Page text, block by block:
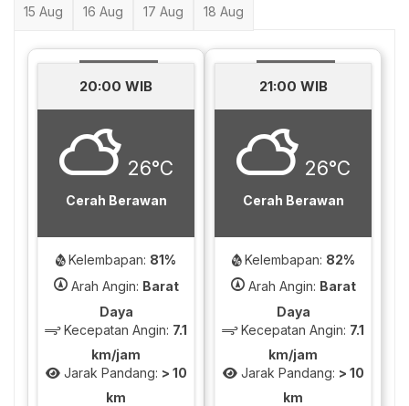
15 Aug 16 Aug 17 Aug 18 Aug
20:00 WIB
26°C
Cerah Berawan
Kelembapan: 81%
Arah Angin: Barat
Daya
Kecepatan Angin: 7.1
km/jam
Jarak Pandang: > 10
km
21:00 WIB
26°C
Cerah Berawan
Kelembapan: 82%
Arah Angin: Barat
Daya
Kecepatan Angin: 7.1
km/jam
Jarak Pandang: > 10
km